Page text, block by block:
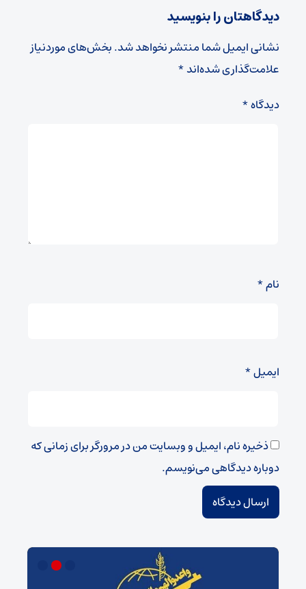
دیدگاهتان را بنویسید
نشانی ایمیل شما منتشر نخواهد شد.بخش‌های موردنیاز
علامت‌گذاری شده‌اند*
دیدگاه*
نام*
ایمیل*
ذخیره نام، ایمیل و وبسایت من در مرورگر برای زمانی که
دوباره دیدگاهی می‌نویسم.